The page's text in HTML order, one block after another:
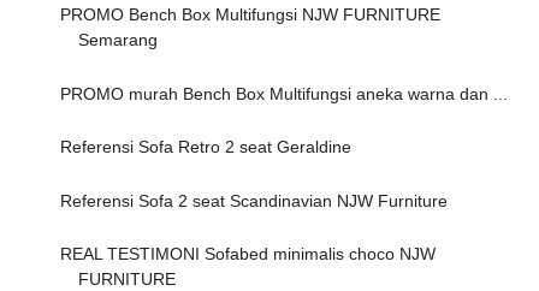
PROMO Bench Box Multifungsi NJW FURNITURE
Semarang
PROMO murah Bench Box Multifungsi aneka warna dan ...
Referensi Sofa Retro 2 seat Geraldine
Referensi Sofa 2 seat Scandinavian NJW Furniture
REAL TESTIMONI Sofabed minimalis choco NJW
FURNITURE